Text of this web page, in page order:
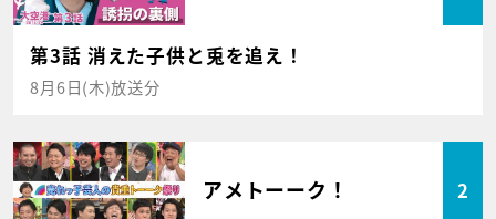
第3話 消えた子供と兎を追え！
8月6日(木)放送分
アメトーーク！ 2